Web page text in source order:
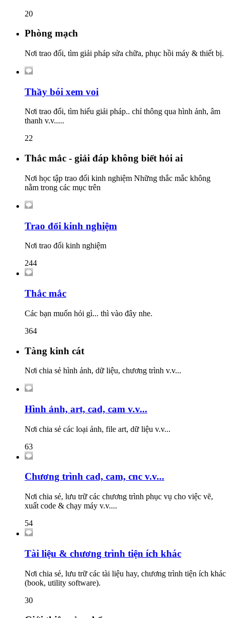
20
Phòng mạch
Nơi trao đổi, tìm giải pháp sửa chữa, phục hồi máy & thiết bị.
Thầy bói xem voi
Nơi trao đổi, tìm hiểu giải pháp.. chỉ thông qua hình ảnh, âm
thanh v.v.....
22
Thắc mắc - giải đáp không biết hỏi ai
Nơi học tập trao đổi kinh nghiệm Những thắc mắc không
nằm trong các mục trên
Trao đổi kinh nghiệm
Nơi trao đổi kinh nghiệm
244
Thắc mắc
Các bạn muốn hỏi gì... thì vào đây nhe.
364
Tàng kinh cát
Nơi chia sẻ hình ảnh, dữ liệu, chương trình v.v...
Hình ảnh, art, cad, cam v.v...
Nơi chia sẻ các loại ảnh, file art, dữ liệu v.v...
63
Chương trình cad, cam, cnc v.v...
Nơi chia sẻ, lưu trữ các chương trình phục vụ cho việc vẽ,
xuất code & chạy máy v.v....
54
Tài liệu & chương trình tiện ích khác
Nơi chia sẻ, lưu trữ các tài liệu hay, chương trình tiện ích khác
(book, utility software).
30